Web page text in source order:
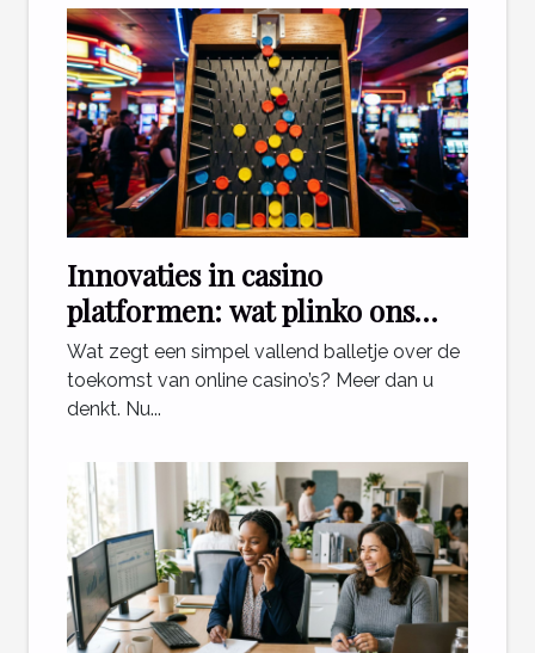
Innovaties in casino
platformen: wat plinko ons
leert
Wat zegt een simpel vallend balletje over de
toekomst van online casino’s? Meer dan u
denkt. Nu...